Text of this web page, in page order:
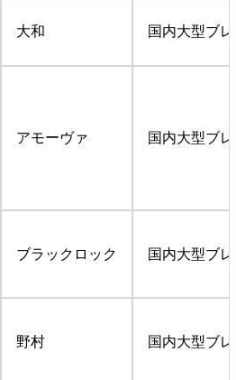
大和 国内大型ブ
アモーヴァ 国内大型ブ
ブラックロック 国内大型ブ
野村 国内大型ブ